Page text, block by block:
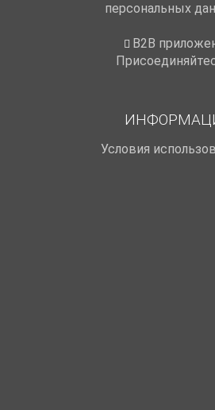
персональных
B2B
Условия